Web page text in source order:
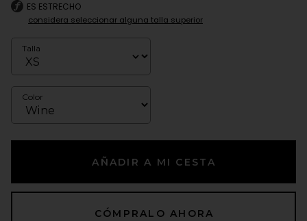
ES ESTRECHO
considera seleccionar alguna talla superior
Talla
Color
AÑADIR A MI CESTA
CÓMPRALO AHORA